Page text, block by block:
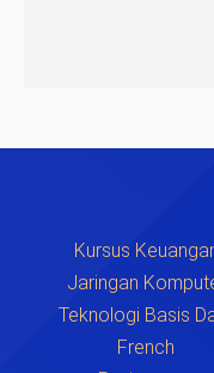
Kursus
Jaringan
Teknologi Basis
French